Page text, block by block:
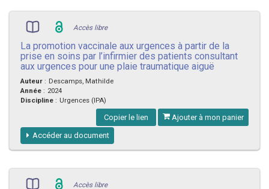
Accès libre
La promotion vaccinale aux urgences à partir de la
prise en soins par l’infirmier des patients consultant
aux urgences pour une plaie traumatique aiguë
Auteur : Descamps, Mathilde
Année : 2024
Discipline : Urgences (IPA)
Copier le lien Ajouter à mon panier
Accéder au document
Accès libre